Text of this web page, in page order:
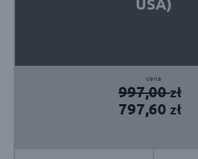
USA)
997,00zł
cena
797,60 zł
cena
wynosi: